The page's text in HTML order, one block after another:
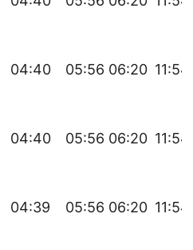
04:40 05:56 06:20 11:54
04:40 05:56 06:20 11:54
04:39 05:56 06:20 11:54